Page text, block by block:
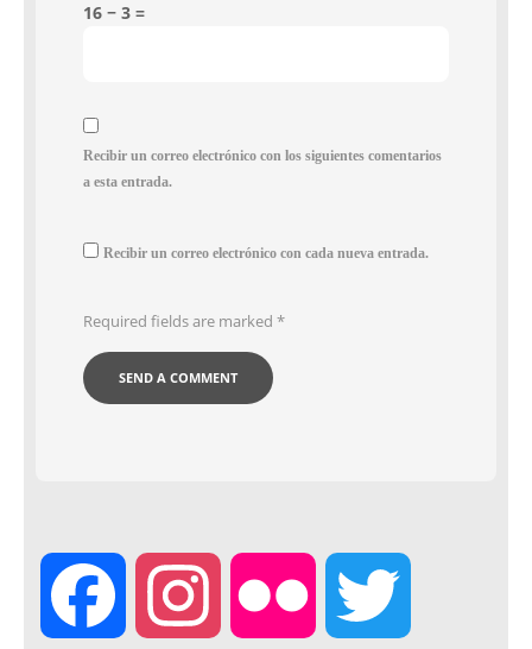
16 − 3 =
Recibir un correo electrónico con los siguientes comentarios
a esta entrada.
Recibir un correo electrónico con cada nueva entrada.
Required fields are marked *